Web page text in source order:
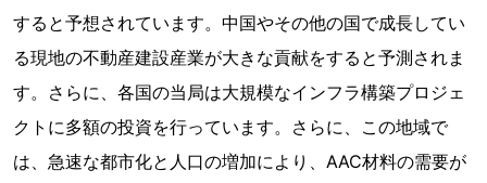
すると予想されています。中国やその他の国で成長してい
る現地の不動産建設産業が大きな貢献をすると予測されま
す。さらに、各国の当局は大規模なインフラ構築プロジェ
クトに多額の投資を行っています。さらに、この地域で
は、急速な都市化と人口の増加により、AAC材料の需要が